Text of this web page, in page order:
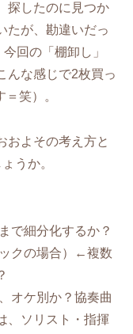
探したのに見つか
たが、勘違いだっ
回の「棚卸し」
んな感じで2枚買っ
笑）。
およその考え方と
うか。
で細分化するか？
クの場合）←複数
オケ別か？協奏曲
、ソリスト・指揮